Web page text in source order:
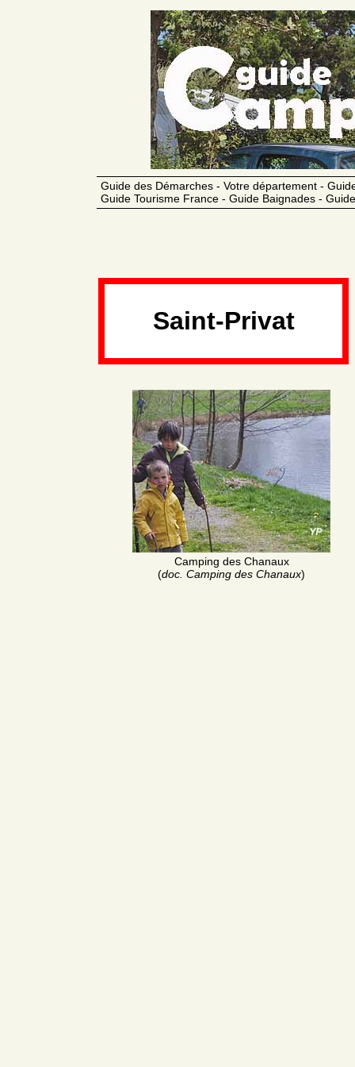
Guide des Démarches - Votre département -
Guide Tourisme France - Guide Baignades -
Saint-Privat
Camping des Chanaux
(doc. Camping des Chanaux)